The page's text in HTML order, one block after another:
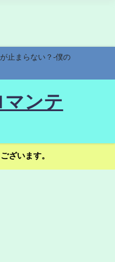
止まらない？-僕の
マンテ
ざいます。